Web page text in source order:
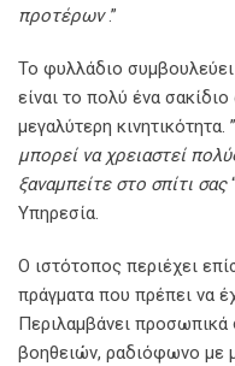
προτέρων.”
Το φυλλάδιο
είναι το πολύ ένα
μεγαλύτερη κινητικότητα. ”
μπορεί να χρειαστεί
ξαναμπείτε στο σπίτι σας
Υπηρεσία.
Ο ιστότοπος περιέχει
πράγματα που πρέπει να
Περιλαμβάνει
βοηθειών, ραδιόφωνο με